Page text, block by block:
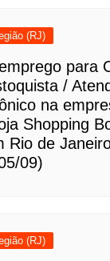
(RJ)
para
/
na
Shopping
Rio de
09)
(RJ)